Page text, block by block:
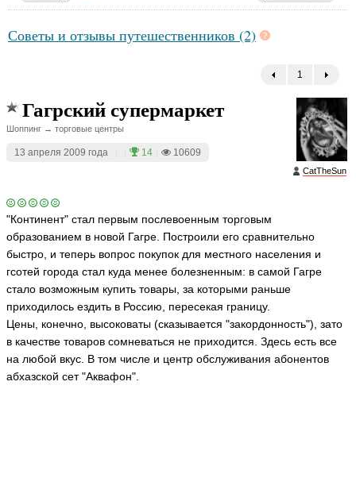
Советы и отзывы путешественников (2)
1
CatTheSun
Гагрский супермаркет
Шоппинг → торговые центры
13 апреля 2009 года 14 10609
"Континент" стал первым послевоенным торговым
образованием в новой Гагре. Построили его сравнительно
быстро, и теперь вопрос покупок для местного населения и
гсотей города стал куда менее болезненным: в самой Гагре
стало возможным купить товары, за которыми раньше
приходилось ездить в Россию, пересекая границу.
Цены, конечно, высоковаты (сказывается "закордонность"), зато
в качестве товаров сомневаться не приходится. Здесь есть все
на любой вкус. В том числе и центр обслуживания абонентов
абхазской сет "Аквафон".